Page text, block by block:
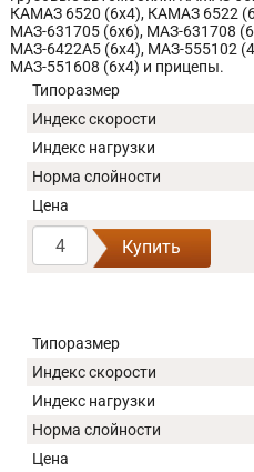
КАМАЗ 6520 (6х4), КАМАЗ 6522
МАЗ-631705 (6х6), МАЗ-631708
МАЗ-6422А5 (6х4), МАЗ-555102
МАЗ-551608 (6х4) и прицепы.
Типоразмер
Индекс скорости
Индекс нагрузки
Норма слойности
Цена
Купить
Типоразмер
Индекс скорости
Индекс нагрузки
Норма слойности
Цена